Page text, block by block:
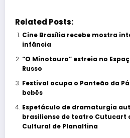
Related Posts:
Cine Brasília recebe mostra
infância
“O Minotauro” estreia no
Russo
Festival ocupa o Panteão da
bebês
Espetáculo de dramaturgia
brasiliense de teatro Cutucart
Cultural de Planaltina